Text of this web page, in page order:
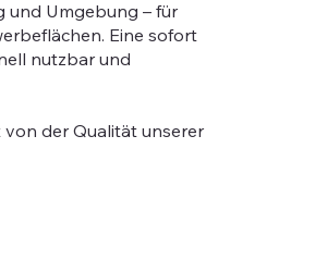
und Umgebung – für
Eine sofort
nutzbar und
der Qualität unserer